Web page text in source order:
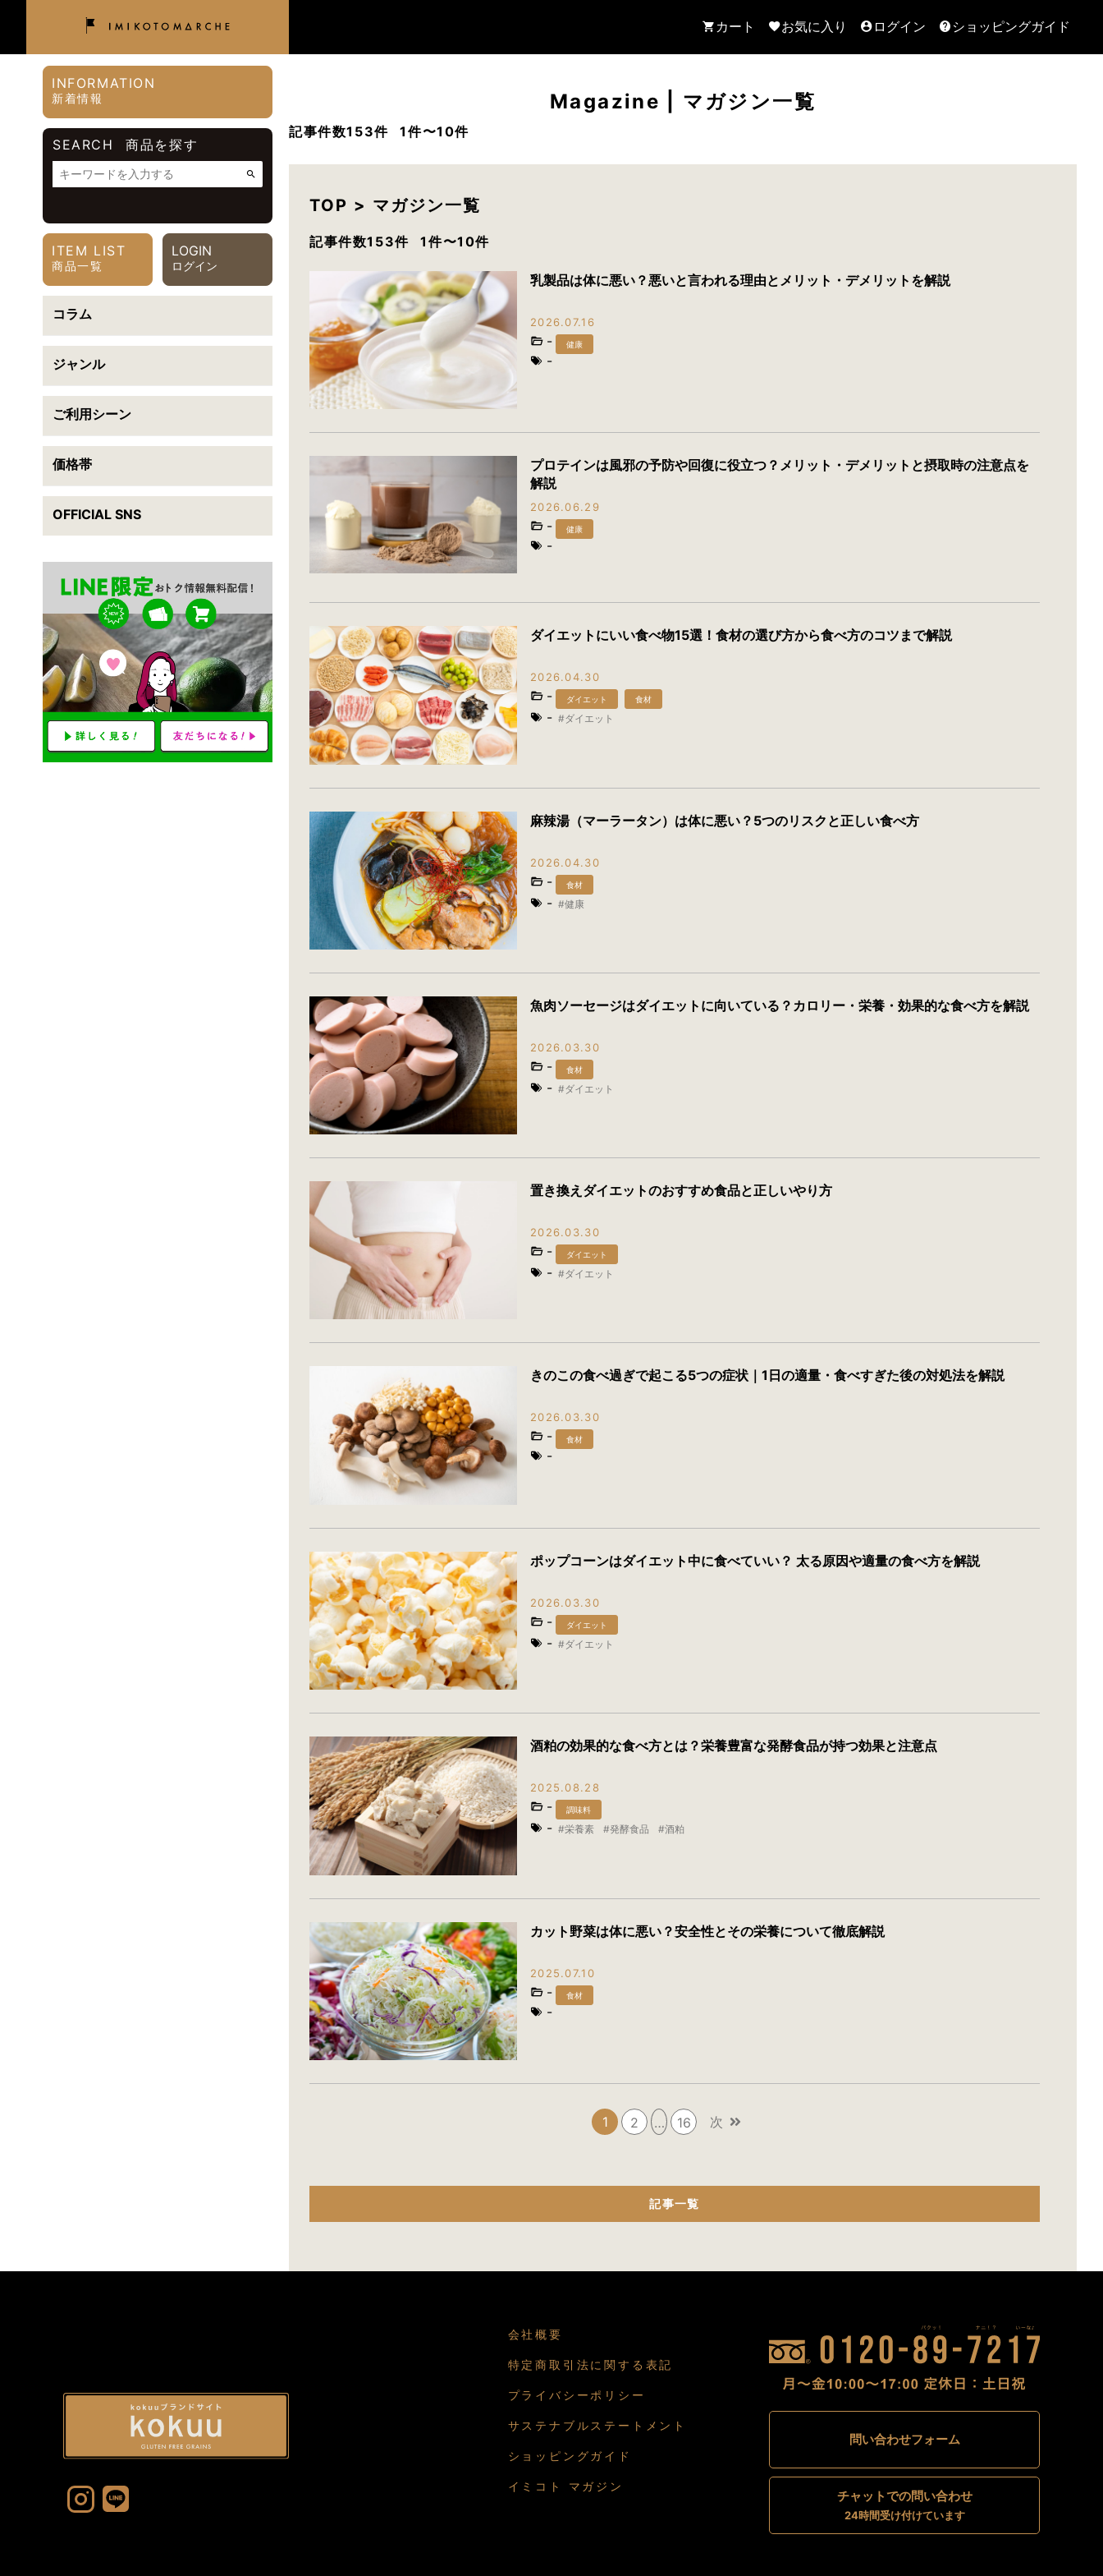
カート お気に入り ログイン ショッピングガイド
INFORMATION
新着情報
SEARCH 商品を探す
カテゴリで絞り込む
送料無料
ITEM LIST
商品一覧
LOGIN
ログイン
コラム
ジャンル
ご利用シーン
価格帯
OFFICIAL SNS
Magazine マガジン一覧
記事件数153件 1件〜10件
TOP > マガジン一覧
記事件数153件 1件〜10件
乳製品は体に悪い？悪いと言われる理由とメリット・デメリットを解説
2026.07.16
- 健康
-
プロテインは風邪の予防や回復に役立つ？メリット・デメリットと摂取時の注意点を
解説
2026.06.29
- 健康
-
ダイエットにいい食べ物15選！食材の選び方から食べ方のコツまで解説
2026.04.30
- ダイエット 食材
- ダイエット
麻辣湯（マーラータン）は体に悪い？5つのリスクと正しい食べ方
2026.04.30
- 食材
- 健康
魚肉ソーセージはダイエットに向いている？カロリー・栄養・効果的な食べ方を解説
2026.03.30
- 食材
- ダイエット
置き換えダイエットのおすすめ食品と正しいやり方
2026.03.30
- ダイエット
- ダイエット
きのこの食べ過ぎで起こる5つの症状｜1日の適量・食べすぎた後の対処法を解説
2026.03.30
- 食材
-
ポップコーンはダイエット中に食べていい？ 太る原因や適量の食べ方を解説
2026.03.30
- ダイエット
- ダイエット
酒粕の効果的な食べ方とは？栄養豊富な発酵食品が持つ効果と注意点
2025.08.28
- 調味料
- 栄養素 発酵食品 酒粕
カット野菜は体に悪い？安全性とその栄養について徹底解説
2025.07.10
- 食材
-
1 2 … 16 次
記事一覧
会社概要
特定商取引法に関する表記
プライバシーポリシー
サステナブルステートメント
ショッピングガイド
イミコト マガジン
問い合わせフォーム
チャットでの問い合わせ
24時間受け付けています